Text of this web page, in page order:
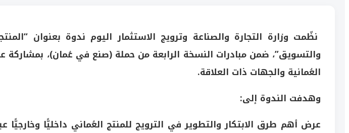
نظّمت وزارة التجارة والصناعة وترويج الاستثمار اليوم ندوة بعنوان
والتسويق”، ضمن مبادرات النسخة الرابعة من حملة (صنع في عُمان)، بمشاركة
العُمانية والجهات ذات العلاقة.
وهدفت الندوة إلى:
عرض أهم طرق الابتكار والتطوير في الترويج للمنتج العُماني داخليًّا وخارجيًّا